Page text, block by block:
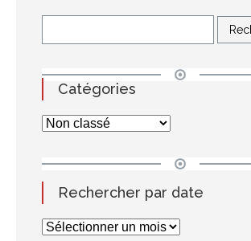
Catégories
Rechercher par date